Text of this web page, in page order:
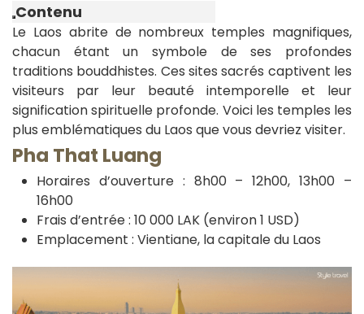
Contenu
Le Laos abrite de nombreux temples magnifiques,
chacun étant un symbole de ses profondes
traditions bouddhistes. Ces sites sacrés captivent les
visiteurs par leur beauté intemporelle et leur
signification spirituelle profonde. Voici les temples les
plus emblématiques du Laos que vous devriez visiter.
Pha That Luang
Horaires d’ouverture : 8h00 – 12h00, 13h00 –
16h00
Frais d’entrée : 10 000 LAK (environ 1 USD)
Emplacement : Vientiane, la capitale du Laos